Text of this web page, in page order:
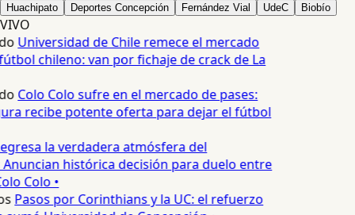
Huachipato Deportes Concepción Fernández Vial UdeC Biobío
VIVO
Universidad de Chile remece el mercado
chileno: van por fichaje de crack de La
Colo Colo sufre en el mercado de pases:
recibe potente oferta para dejar el fútbol
la verdadera atmósfera del
histórica decisión para duelo entre
Colo •
Pasos por Corinthians y la UC: el refuerzo